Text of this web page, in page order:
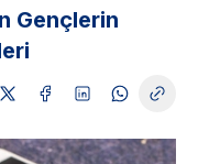
Gençlerin